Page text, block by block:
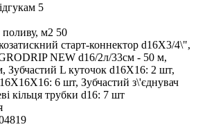
5
м2 50
старт-коннектор d16X3/4\",
NEW d16/2л/33cм - 50 м,
Зубчастий L куточок d16X16: 2 шт,
6 шт, Зубчастий з\'єднувач
кільця трубки d16: 7 шт